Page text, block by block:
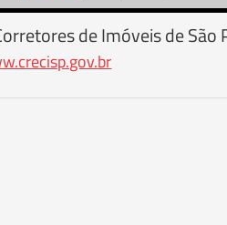
de Imóveis de São